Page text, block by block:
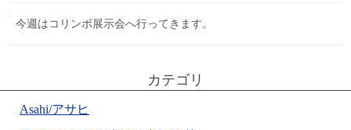
今週はコリンボ展示会へ行ってきます。
カテゴリ
Asahi/アサヒ